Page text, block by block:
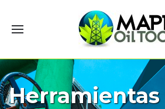
Herramientas